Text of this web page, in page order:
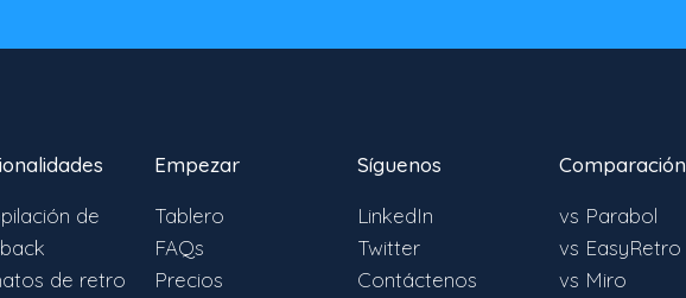
de
de retro
Empezar
Tablero
FAQs
Precios
Síguenos
LinkedIn
Twitter
Contáctenos
Comparación
vs Parabol
vs EasyRetro
vs Miro